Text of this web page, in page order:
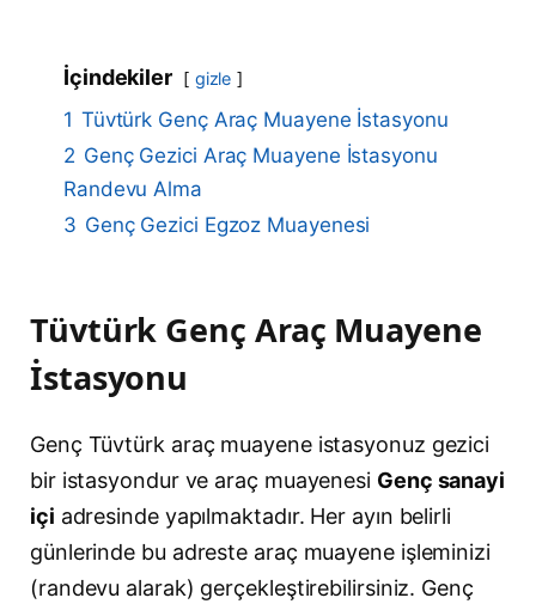
İçindekiler gizle
1 Tüvtürk Genç Araç Muayene İstasyonu
2 Genç Gezici Araç Muayene İstasyonu
Randevu Alma
3 Genç Gezici Egzoz Muayenesi
Tüvtürk Genç Araç Muayene
İstasyonu
Genç Tüvtürk araç muayene istasyonuz gezici
bir istasyondur ve araç muayenesi Genç sanayi
içi adresinde yapılmaktadır. Her ayın belirli
günlerinde bu adreste araç muayene işleminizi
(randevu alarak) gerçekleştirebilirsiniz. Genç